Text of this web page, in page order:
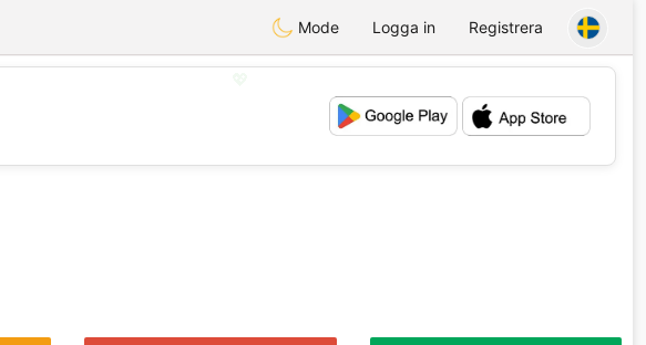
Mode Logga in Registrera
💕